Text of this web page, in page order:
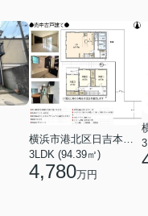
横浜市港北区日吉本町６丁目
3LDK (94.39㎡)
4,780万円